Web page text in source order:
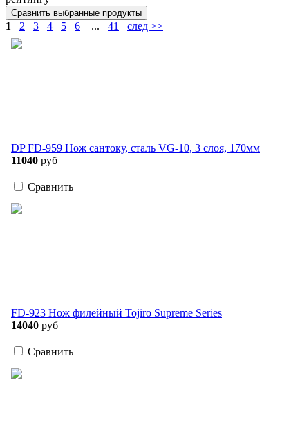
1 2 3 4 5 6 ... 41 след >>
DP FD-959 Нож сантоку, сталь VG-10, 3 слоя, 170мм
11040 руб
Сравнить
FD-923 Нож филейный Tojiro Supreme Series
14040 руб
Сравнить